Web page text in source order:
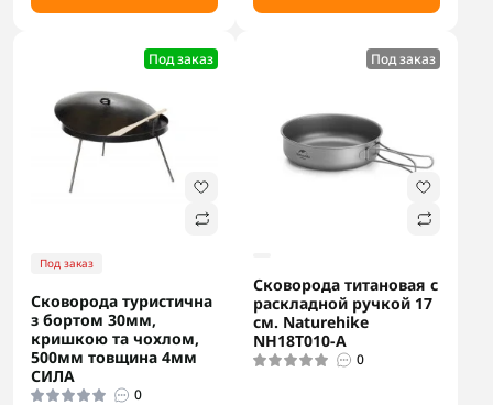
Под заказ
Под заказ
Сковорода туристична
з бортом 30мм,
кришкою та чохлом,
500мм товщина 4мм
СИЛА
0
Под заказ
Сковорода титановая с
раскладной ручкой 17
см. Naturehike
NH18T010-A
0